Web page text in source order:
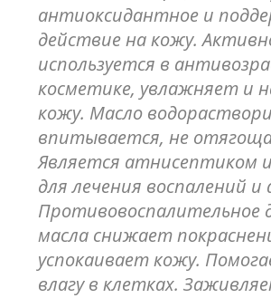
антиоксидантное и
действие на кожу.
используется в
косметике, увлажняет и
кожу. Масло
впитывается, не
Является атнисептиком
для лечения воспалений и
Противовоспалительное
масла снижает
успокаивает кожу.
влагу в клетках.